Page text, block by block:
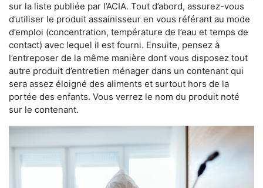
sur la liste publiée par l’ACIA. Tout d’abord, assurez-vous
d’utiliser le produit assainisseur en vous référant au mode
d’emploi (concentration, température de l’eau et temps de
contact) avec lequel il est fourni. Ensuite, pensez à
l’entreposer de la même manière dont vous disposez tout
autre produit d’entretien ménager dans un contenant qui
sera assez éloigné des aliments et surtout hors de la
portée des enfants. Vous verrez le nom du produit noté
sur le contenant.